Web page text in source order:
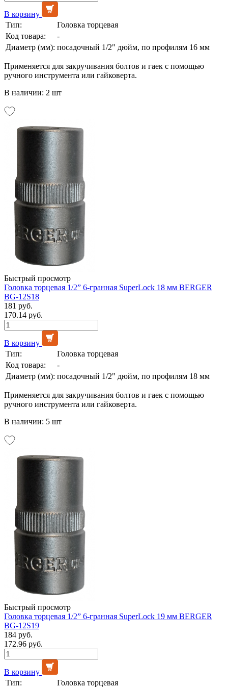
В корзину
Тип:
Головка торцевая
Код товара:
-
Диаметр (мм): посадочный 1/2" дюйм, по профилям 16 мм
Применяется для закручивания болтов и гаек с помощью
ручного инструмента или гайковерта.
В наличии: 2 шт
Быстрый просмотр
Головка торцевая 1/2” 6-гранная SuperLock 18 мм BERGER
BG-12S18
181 руб.
170.14 руб.
В корзину
Тип:
Головка торцевая
Код товара:
-
Диаметр (мм): посадочный 1/2" дюйм, по профилям 18 мм
Применяется для закручивания болтов и гаек с помощью
ручного инструмента или гайковерта.
В наличии: 5 шт
Быстрый просмотр
Головка торцевая 1/2” 6-гранная SuperLock 19 мм BERGER
BG-12S19
184 руб.
172.96 руб.
В корзину
Тип:
Головка торцевая